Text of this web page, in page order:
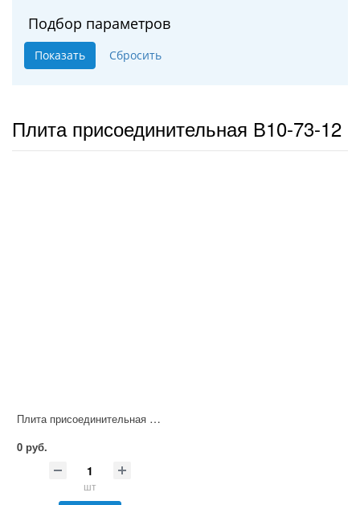
Подбор параметров
Плита присоединительная В10-73-12
Плита присоединительная В10-73-12
0 руб.
шт